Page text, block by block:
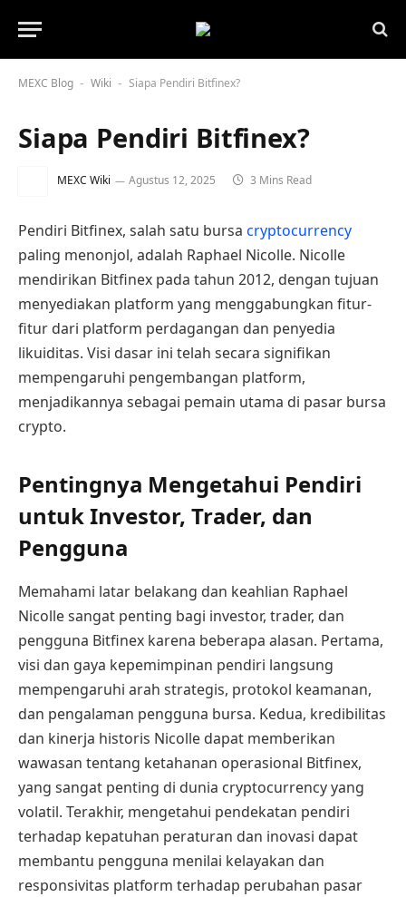
MEXC Blog - Wiki - Siapa Pendiri Bitfinex?
Siapa Pendiri Bitfinex?
MEXC Wiki Agustus 12, 2025 3 Mins Read
Pendiri Bitfinex, salah satu bursa cryptocurrency
paling menonjol, adalah Raphael Nicolle. Nicolle
mendirikan Bitfinex pada tahun 2012, dengan tujuan
menyediakan platform yang menggabungkan fitur-
fitur dari platform perdagangan dan penyedia
likuiditas. Visi dasar ini telah secara signifikan
mempengaruhi pengembangan platform,
menjadikannya sebagai pemain utama di pasar bursa
crypto.
Pentingnya Mengetahui Pendiri
untuk Investor, Trader, dan
Pengguna
Memahami latar belakang dan keahlian Raphael
Nicolle sangat penting bagi investor, trader, dan
pengguna Bitfinex karena beberapa alasan. Pertama,
visi dan gaya kepemimpinan pendiri langsung
mempengaruhi arah strategis, protokol keamanan,
dan pengalaman pengguna bursa. Kedua, kredibilitas
dan kinerja historis Nicolle dapat memberikan
wawasan tentang ketahanan operasional Bitfinex,
yang sangat penting di dunia cryptocurrency yang
volatil. Terakhir, mengetahui pendekatan pendiri
terhadap kepatuhan peraturan dan inovasi dapat
membantu pengguna menilai kelayakan dan
responsivitas platform terhadap perubahan pasar